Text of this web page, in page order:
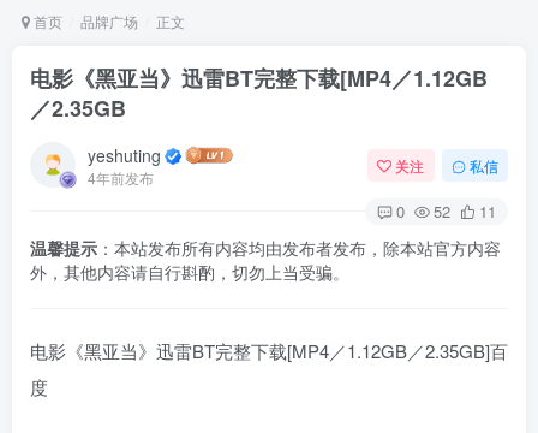
首页 品牌广场 正文
电影《黑亚当》迅雷BT完整下载[MP4／1.12GB
／2.35GB
yeshuting
4年前发布
关注 私信
0 52 11
温馨提示 ：本站发布所有内容均由发布者发布，除本站官方内容
外，其他内容请自行斟酌，切勿上当受骗。
电影《黑亚当》迅雷BT完整下载[MP4／1.12GB／2.35GB]百
度